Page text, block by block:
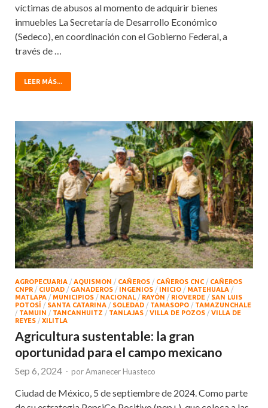
víctimas de abusos al momento de adquirir bienes
inmuebles La Secretaría de Desarrollo Económico
(Sedeco), en coordinación con el Gobierno Federal, a
través de …
LEER MÁS...
AGROPECUARIA / AQUISMON / CAÑEROS / CAÑEROS CNC / CAÑEROS
CNPR / CIUDAD / GANADEROS / INGENIOS / INICIO / MATEHUALA /
MATLAPA / MUNICIPIOS / NACIONAL / RAYÒN / RIOVERDE / SAN LUIS
POTOSÍ
/ SANTA CATARINA / SOLEDAD / TAMASOPO / TAMAZUNCHALE
/ TAMUIN / TANCANHUITZ / TANLAJAS / VILLA DE POZOS / VILLA DE
REYES / XILITLA
Agricultura sustentable: la gran
oportunidad para el campo mexicano
Sep 6, 2024 - porAmanecer Huasteco
Ciudad de México, 5 de septiembre de 2024. Como parte